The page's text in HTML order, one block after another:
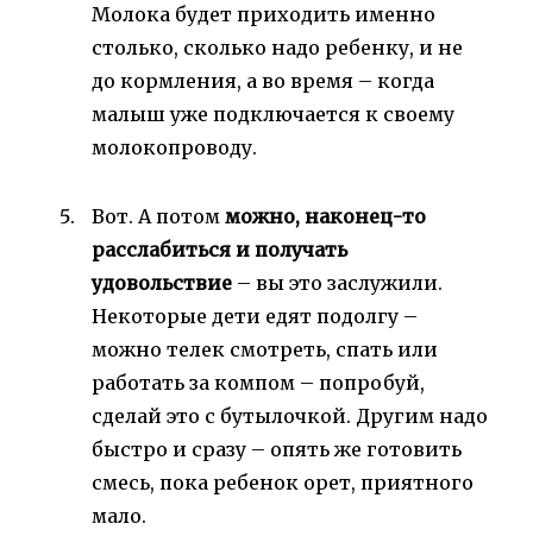
Молока будет приходить именно
столько, сколько надо ребенку, и не
до кормления, а во время – когда
малыш уже подключается к своему
молокопроводу.
Вот. А потом можно, наконец-то
расслабиться и получать
удовольствие– вы это заслужили.
Некоторые дети едят подолгу –
можно телек смотреть, спать или
работать за компом – попробуй,
сделай это с бутылочкой. Другим надо
быстро и сразу – опять же готовить
смесь, пока ребенок орет, приятного
мало.